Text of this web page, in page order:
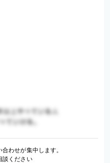
わせが集中します。
談ください